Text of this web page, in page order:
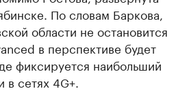
По словам Баркова,
области не остановится
в перспективе будет
фиксируется наибольший
сетях 4G+.